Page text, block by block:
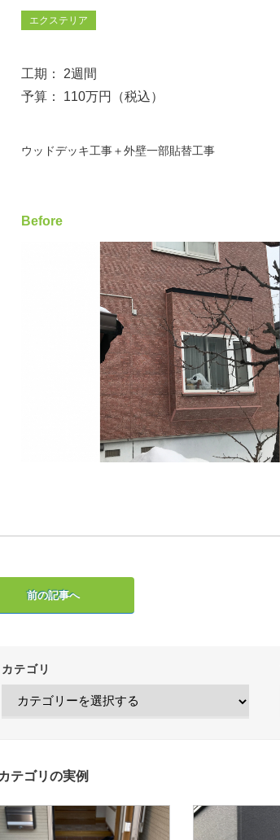
エクステリア
工期： 2週間
予算： 110万円（税込）
ウッドデッキ工事＋外壁一部貼替工事
Before
前の記事へ
カテゴリ
テゴリの実例